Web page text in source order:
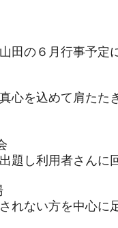
田の６月行事予定
心を込めて肩たた
題し利用者さんに
れない方を中心に